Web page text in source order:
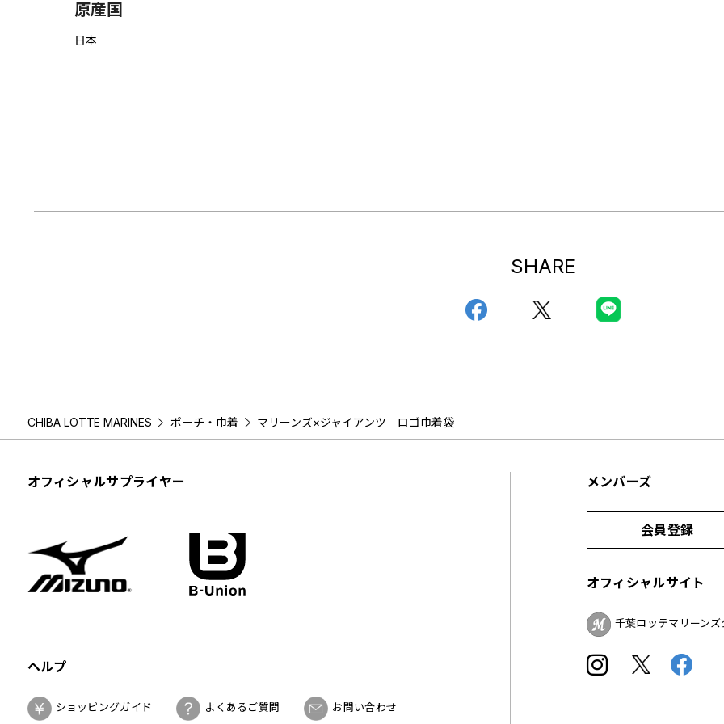
原産国
日本
SHARE
CHIBA LOTTE MARINES ポーチ・巾着 マリーンズ×ジャイアンツ ロゴ巾着袋
オフィシャルサプライヤー
ヘルプ
ショッピングガイド よくあるご質問 お問い合わせ
メンバーズ
会員登録
オフィシャルサイト
千葉ロッテマリーンズ